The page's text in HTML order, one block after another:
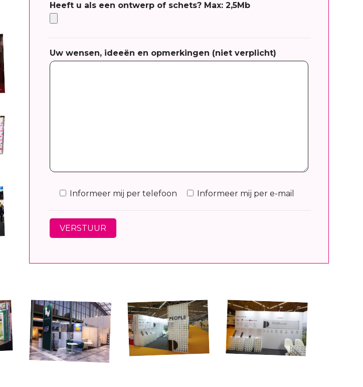
Heeft u als een ontwerp of schets? Max: 2,5Mb
Uw wensen, ideeën en opmerkingen (niet verplicht)
Informeer mij per telefoon Informeer mij per e-mail